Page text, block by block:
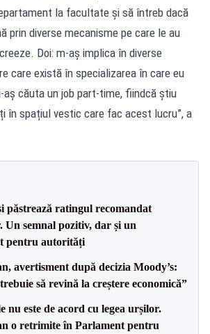
la facultate și să întreb dacă
prin diverse mecanisme pe care le au
Doi: m-aș implica în diverse
care există în specializarea în care eu
căuta un job part-time, fiindcă știu
în spațiul vestic care fac acest lucru”, a
păstrează ratingul recomandat
Un semnal pozitiv, dar și un
pentru autorități
avertisment după decizia Moody’s:
să revină la creștere economică”
nu este de acord cu legea urșilor.
o retrimite în Parlament pentru